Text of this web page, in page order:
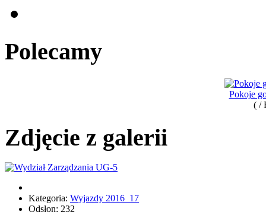
Polecamy
Pokoje
( /
Zdjęcie z galerii
Kategoria: Wyjazdy 2016_17
Odsłon: 232